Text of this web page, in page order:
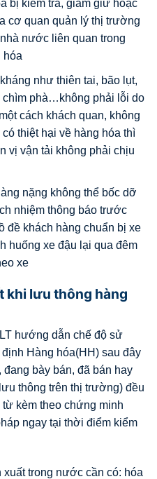
bị kiểm tra, giam giữ hoặc
cơ quan quản lý thị trường
nước liên quan trong
hóa
như thiên tai, bão lụt,
chìm phà…không phải lỗi do
cách khách quan, không
thiệt hại về hàng hóa thì
vị vận tải không phải chịu
nặng không thể bốc dỡ
nhiệm thông báo trước
đề khách hàng chuẩn bị xe
huống xe đậu lại qua đêm
xe
khi lưu thông hàng
hướng dẫn chế độ sử
Hàng hóa(HH) sau đây
bày bán, đã bán hay
thông trên thị trường) đều
kèm theo chứng minh
ngay tại thời điểm kiểm
trong nước cần có: hóa